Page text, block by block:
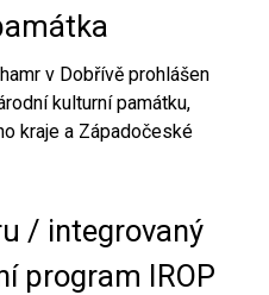
v Dobřívě prohlášen
kulturní památku,
kraje a Západočeské
/ integrovaný
program IROP